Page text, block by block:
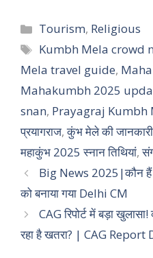
Categories
Tourism, Religious
Tags
Kumbh Mela crowd
Mela travel guide,
Mahakumbh 2025
snan, Prayagraj Kumbh
प्रयागराज,कुंभ मेले की जानकारी
महाकुंभ 2025 स्नान तिथियां,
Big News 2025|कौन हैं
को बनाया गया Delhi CM
CAG रिपोर्ट में बड़ा
रहा है खतरा? | CAG